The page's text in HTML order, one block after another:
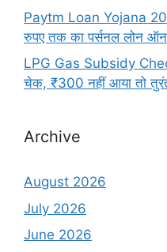
Paytm Loan Yojana
रुपए तक का पर्सनल लोन
LPG Gas Subsidy
चेक, ₹300 नहीं आया तो
Archive
August 2026
July 2026
June 2026